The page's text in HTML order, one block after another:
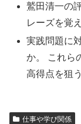
鷲田清一の
レーズを覚
実践問題に
か。 これら
高得点を狙
仕事や学び関係